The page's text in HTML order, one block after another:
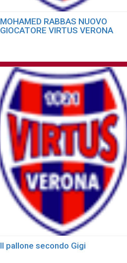
MOHAMED RABBAS NUOVO
GIOCATORE VIRTUS VERONA
Il pallone secondo Gigi